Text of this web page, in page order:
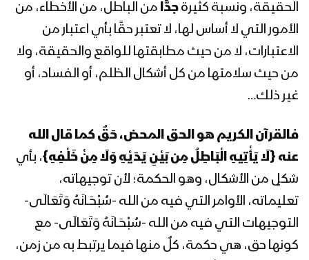
المحاضرة الرمضانية السادسة للسيد
عبدالملك بدرالدين الحوثي 6 رمضان
المحاضرة الرمضانية الخامسة للسيد
المحاضرة الرمضانية الرابعة للسيد عبد
الملك بدر الدين الحوثي 4 رمضان 1443هـ
المحاضرة الرمضانية الثالثة للسيد عبد الملك
بدر الدين الحوثي 3 رمضان 1443هـ
الحقيقة، ونسبة كثيرة جدًّا من الباطل، من الأخطاء، من
الأمور التي لا أساس لها، لا تعتبر حقًا بأي اعتبار من
الاعتبارات، لا من حيث مطابقتها للواقع والحقيقة، ولا
من حيث سلامتها من كل أشكال الظلم، أو الفساد، أو
غير ذلك…
فالقرآن الكريم هو الحق المحض، حَقٌ كما قال الله
عنه {لَا يَأْتِيهِ الْبَاطِلُ مِن بَيْنِ يَدَيْهِ وَلَا مِنْ خَلْفِهِ}، بأي
شكلٍ من الأشكال، وهو الحكمة؛ لأن توجيهاته،
تعليماته، الأوامر التي فيه من الله -سُبْحَـانَهُ وَتَعَالَى-
التوجيهات التي فيه من الله -سُبْحَـانَهُ وَتَعَالَى- مع
كونها حق، هي حكمة، كلٌ منها فيما يرتبط به من زمن،